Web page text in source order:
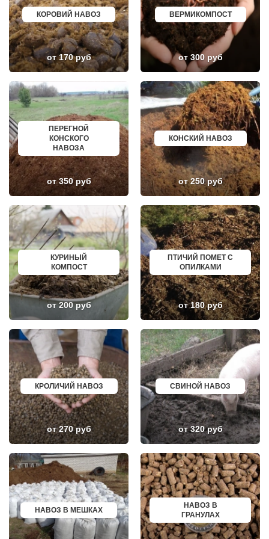
ДОРОХОВО
ДРЕЗНА
ДРУЖБА
ДУБКИ
ДУБНА
ДУБОВАЯ РОЩА
ЕГОРЬЕВСК
ЖЕЛЕЗНОДОРОЖНЫЙ
ЖИЛЕВО
ЖУКОВСКИЙ
ЗАГОРЯНСКИЙ
ЗАПРУДНЯ
ЗАРАЙСК
ЗАРЕЧЬЕ
ЗВЕНИГОРОД
ЗЕЛЕНОГРАД
ЗЕЛЕНОГРАДСКИЙ
ЗНАМЯ ОКТЯБРЯ
ИВАНТЕЕВКА
ИКША
ИСТРА
КАЛИНИНЕЦ
КАШИРА
КИЕВСКИЙ
КЛИМОВСК
КЛИН
КЛЯЗЬМА
КНУТОВО
КОЖИНО
КОКОШКИНО
КОЛЮБАКИНО
КОММУНАРКА
КОРЕНЕВО
КОРОЛЕВ
КОСИНО
КОТЕЛЬНИКИ
КРАСКОВО
КРАСНАЯ ПАХРА
КРАСНОАРМЕЙСК
КРАСНОГОРСК
КРАСНОЗАВОДСК
КРАСНОЗНАМЕНСК
КРАТОВО
КРЮКОВО
КУБИНКА
КУРОВСКОЕ
ЛЕСНОЙ
ЛЕТОВО
ЛИКИНО-ДУЛЕВО
ЛОБАНОВО
ЛОБНЯ
ЛОПАТИНСКИЙ
ЛОСИНО-ПЕТРОВСКИЙ
ЛОТОШИНО
ЖЕЛЕЗНОГОРСК
АСБЕСТ
БОРИСОГЛЕБСК
БУЗУЛУК
ЕССЕНТУКИ
КАНСК
ТОСНО
ЭЛИСТА
ХАСАВЮРТ
УХТА
НОРИЛЬСК
РЕЖ
НОВОАЛТАЙСК
НЕВИННОМЫССК
ГОРНО АЛТАЙСК
КИНЕШМА
СЕРОВ
АЛЬМЕТЬЕВСК
ГРОЗНЫЙ
ЗЛАТОУСТ
НОВОЧЕБОКСАРСК
МИРНЫЙ
ГЕОРГИЕВСК
НОВОКУЙБЫШЕВСК
МИНЕРАЛЬНЫЕ ВОДЫ
ЕЛАБУГА
ЕЛЕЦ
ПАВЛОВО
КИСЛОВОДСК
КРОПОТКИН
УСОЛЬЕ
НИЖНЕВАРТОВСК
КОРЕНОВСК
ПИОНЕРСКИЙ
КИРИШИ
САРОВ
ЧАПАЕВСК
АЛЕКСИН
БЕЛОРЕЧЕНСК
БОЛЬШОЙ КАМЕНЬ
КИРЖАЧ
ПРИОЗЕРСК
САЛЬСК
ТОБОЛЬСК
ВОТКИНСК
КИЗЛЯР
НЕФТЕЮГАНСК
ВОЛХОВ
САЛАВАТ
СОСНОВЫЙ БОР
РЕВДА
ГАГАРИН
ПОЧИНОК
ГУСЕВ
КАНАШ
КОРОВИЙ НАВОЗ
от 170 руб
ВЕРМИКОМПОСТ
от 300 руб
ПЕРЕГНОЙ
КОНСКОГО
НАВОЗА
от 350 руб
КОНСКИЙ НАВОЗ
от 250 руб
КУРИНЫЙ
КОМПОСТ
от 200 руб
ПТИЧИЙ ПОМЕТ С
ОПИЛКАМИ
от 180 руб
КРОЛИЧИЙ НАВОЗ
от 270 руб
СВИНОЙ НАВОЗ
от 320 руб
НАВОЗ В МЕШКАХ
НАВОЗ В
ГРАНУЛАХ